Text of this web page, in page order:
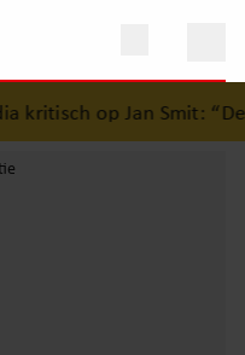
Smit: “Dertig jaar